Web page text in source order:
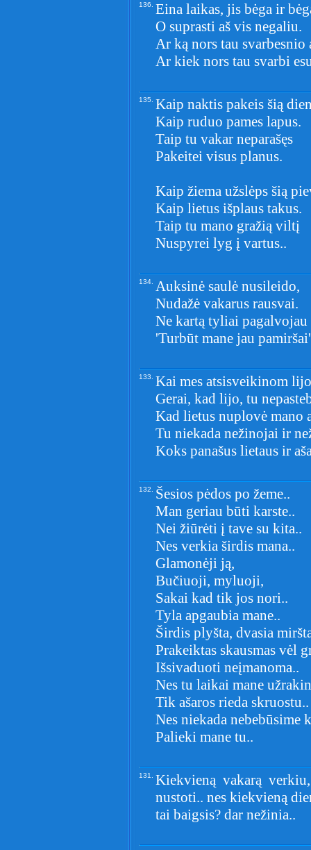
136. Eina laikas, jis bėga ir
O suprasti aš vis negaliu.
Ar ką nors tau svarbesnio
Ar kiek nors tau svarbi
135. Kaip naktis pakeis šią
Kaip ruduo pames lapus.
Taip tu vakar neparašęs
Pakeitei visus planus.
Kaip žiema užslėps šią
Kaip lietus išplaus takus.
Taip tu mano gražią viltį
Nuspyrei lyg į vartus..
134. Auksinė saulė nusileido,
Nudažė vakarus rausvai.
Ne kartą tyliai pagalvojau
'Turbūt mane jau
133. Kai mes atsisveikinom
Gerai, kad lijo, tu
Kad lietus nuplovė mano
Tu niekada nežinojai ir
Koks panašus lietaus ir
132. Šesios pėdos po žeme..
Man geriau būti karste..
Nei žiūrėti į tave su kita..
Nes verkia širdis mana..
Glamonėji ją,
Bučiuoji, myluoji,
Sakai kad tik jos nori..
Tyla apgaubia mane..
Širdis plyšta, dvasia
Prakeiktas skausmas vėl
Išsivaduoti neįmanoma..
Nes tu laikai mane
Tik ašaros rieda skruostu..
Nes niekada nebebūsime
Palieki mane tu..
131. Kiekvieną vakarą
nustoti.. nes kiekvieną
tai baigsis? dar nežinia..